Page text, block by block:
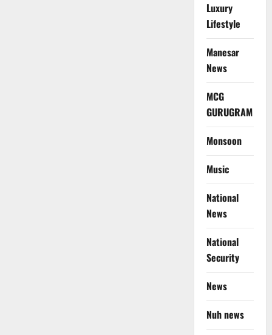
Luxury
Lifestyle
Manesar
News
MCG
GURUGRAM
Monsoon
Music
National
News
National
Security
News
Nuh news